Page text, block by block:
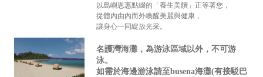
以島嶼恩惠點綴的「養生美饌」正等著您，
從體內由內而外喚醒美麗與健康，
讓身心一同綻放光采。
名護灣海灘，為游泳區域以外，不可游
泳。
如需於海邊游泳請至busena海灘(有接駁巴